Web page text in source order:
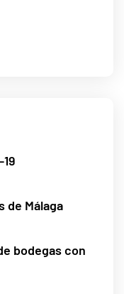
de Málaga
bodegas con